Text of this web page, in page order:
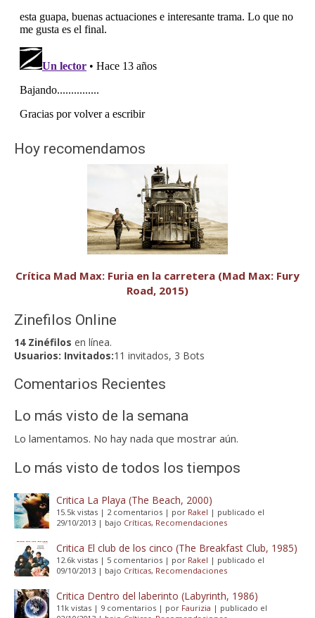
Hoy recomendamos
Crítica Mad Max: Furia en la carretera (Mad Max: Fury
Road, 2015)
Zinefilos Online
14 Zinéfilos en línea.
Usuarios: Invitados:11 invitados, 3 Bots
Comentarios Recientes
Lo más visto de la semana
Lo lamentamos. No hay nada que mostrar aún.
Lo más visto de todos los tiempos
Critica La Playa (The Beach, 2000)
15.5k vistas | 2 comentarios | por Rakel | publicado el
29/10/2013 | bajo Críticas, Recomendaciones
Critica El club de los cinco (The Breakfast Club, 1985)
12.6k vistas | 5 comentarios | por Rakel | publicado el
09/10/2013 | bajo Críticas, Recomendaciones
Critica Dentro del laberinto (Labyrinth, 1986)
11k vistas | 9 comentarios | por Faurizia | publicado el